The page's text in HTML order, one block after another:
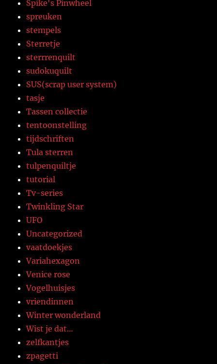
Spike's Pinwheel
spreuken
stempels
Sterretje
sterrrenquilt
sudokuquilt
SUS(scrap user system)
tasje
Tassen collectie
tentoonstelling
tijdschriften
Tula sterren
tulpenquiltje
tutorial
Tv-series
Twinkling Star
UFO
Uncategorized
vaatdoekjes
Variahexagon
Venice rose
Vogelhuisjes
vriendinnen
Winter wonderland
Wist je dat…
zelfkantjes
zpagetti